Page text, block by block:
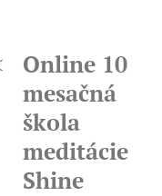
Online 10
mesačná
škola
meditácie
Shine